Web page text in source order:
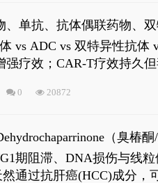
、单抗、抗体偶联药物、
vs ADC vs 双特异性抗
疗效；CAR-T疗效持久但
0 20872
（臭椿
期阻滞、DNA损伤与线
然通过抗肝癌(HCC)成分